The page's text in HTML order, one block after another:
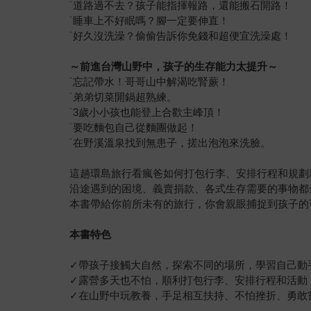
˙道路過不去？孩子能指揮報路，還能搬石開路！
˙睡車上不好眠嗎？腳一定要伸直！
˙好久沒洗澡？偷偷告訴你免錢和超便宜洗澡處！
～前進台灣山野中，孩子的生存能力太提升～
˙忘記帶水！哥哥山中解渴吃腎蕨！
˙弟弟切菜開鍋超熟練。
˙3歲小小孩也能登上合歡主峰頂！
˙要吃麵包自己從麵團做起！
˙在野溪溫泉找到無患子，搓出泡泡來洗臉。
這趟環島旅行看瘋爸如何打包行李、安排行程和規
沿途遇到的困境、義賣捐款、各式生存需要的事物
本書帶給你前所未有的旅行，你會親眼捕捉到孩子
本書特色
✓帶孩子接觸大自然，探索不同的場所，學習自己
✓露營多天也不怕，順利打包行李、安排行程和活
✓在山野中玩教養，手足相互扶持、不怕挫折、勇